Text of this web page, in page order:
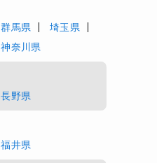
群馬県
埼玉県
神奈川県
長野県
福井県